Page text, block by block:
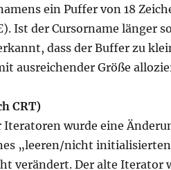
ein Puffer von 18
). Ist der Cursorname länger
dass der Buffer zu
ausreichender Größe
CRT)
Iteratoren wurde eine
„leeren/nicht
verändert. Der alte Iterator